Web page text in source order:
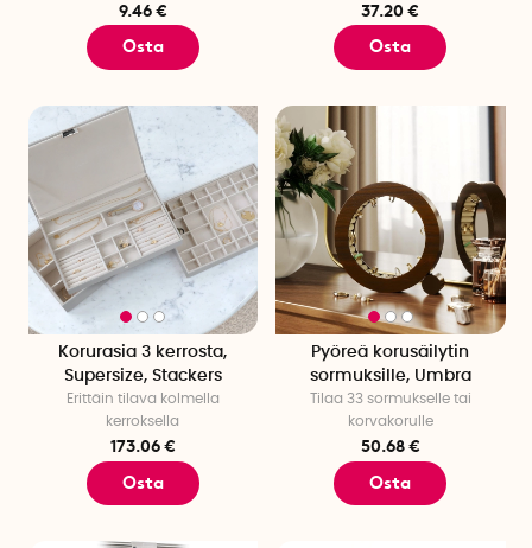
9.46 €
Osta
37.20 €
Osta
Korurasia 3 kerrosta,
Supersize, Stackers
Erittäin tilava kolmella
kerroksella
173.06 €
Osta
Pyöreä korusäilytin
sormuksille, Umbra
Tilaa 33 sormukselle tai
korvakorulle
50.68 €
Osta